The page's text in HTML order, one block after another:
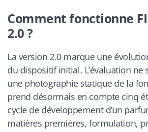
Comment fonctionne
2.0 ?
La version 2.0 marque une
du dispositif initial. L’évaluation ne
une photographie statique de la
prend désormais en compte cinq
cycle de développement d’un
matières premières, formulation,